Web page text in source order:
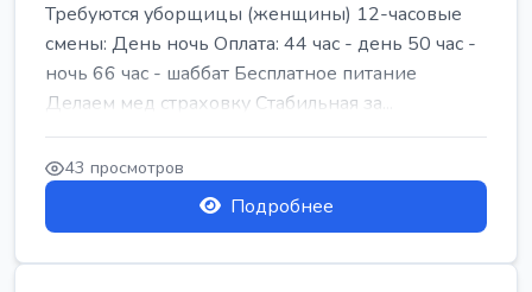
Требуются уборщицы (женщины) 12-часовые
смены: День ночь Оплата: 44 час - день 50 час -
ночь 66 час - шаббат Бесплатное питание
Делаем мед страховку Стабильная за...
43 просмотров
Подробнее